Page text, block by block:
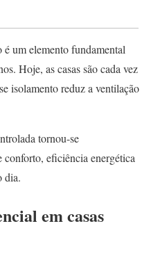
um elemento fundamental
Hoje, as casas são cada vez
isolamento reduz a ventilação
tornou-se
eficiência energética
dia.
em casas